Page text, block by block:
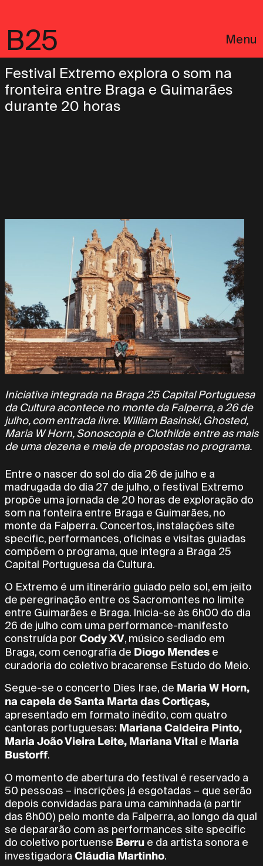
B25 Menu
Avisos Legais
Festival Extremo explora o som na
fronteira entre Braga e Guimarães
durante 20 horas
Iniciativa integrada na Braga 25 Capital Portuguesa
da Cultura acontece no monte da Falperra, a 26 de
julho, com entrada livre. William Basinski, Ghosted,
Maria W Horn, Sonoscopia e Clothilde entre as mais
de uma dezena e meia de propostas no programa.
Entre o nascer do sol do dia 26 de julho e a
madrugada do dia 27 de julho, o festival Extremo
propõe uma jornada de 20 horas de exploração do
som na fonteira entre Braga e Guimarães, no
monte da Falperra. Concertos, instalações site
specific, performances, oficinas e visitas guiadas
compõem o programa, que integra a Braga 25
Capital Portuguesa da Cultura.
O Extremo é um itinerário guiado pelo sol, em jeito
de peregrinação entre os Sacromontes no limite
entre Guimarães e Braga. Inicia-se às 6h00 do dia
26 de julho com uma performance-manifesto
construída por Cody XV, músico sediado em
Braga, com cenografia de Diogo Mendes e
curadoria do coletivo bracarense Estudo do Meio.
Segue-se o concerto Dies Irae, de Maria W Horn,
na capela de Santa Marta das Cortiças,
apresentado em formato inédito, com quatro
cantoras portuguesas: Mariana Caldeira Pinto,
Maria João Vieira Leite, Mariana Vital e Maria
Bustorff.
O momento de abertura do festival é reservado a
50 pessoas – inscrições já esgotadas – que serão
depois convidadas para uma caminhada (a partir
das 8h00) pelo monte da Falperra, ao longo da qual
se depararão com as performances site specific
do coletivo portuense Berru e da artista sonora e
investigadoraCláudia Martinho.